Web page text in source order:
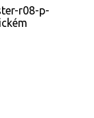
r08-p-